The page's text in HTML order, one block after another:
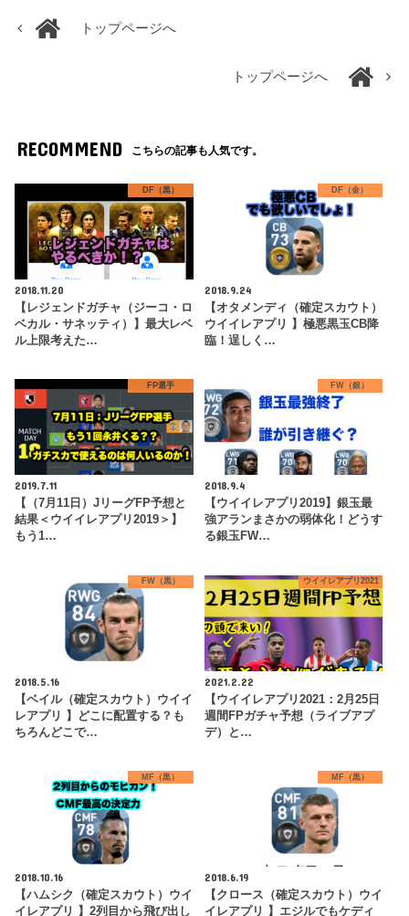
トップページへ
トップページへ
RECOMMEND こちらの記事も人気です。
DF（黒）
2018.11.20
【レジェンドガチャ（ジーコ・ロ
ベカル・サネッティ）】最大レベ
ル上限考えた…
DF（金）
2018.9.24
【オタメンディ（確定スカウト）
ウイイレアプリ 】極悪黒玉CB降
臨！逞しく…
FP選手
2019.7.11
【（7月11日）JリーグFP予想と
結果＜ウイイレアプリ2019＞】
もう1…
FW（銀）
2018.9.4
【ウイイレアプリ2019】銀玉最
強アランまさかの弱体化！どうす
る銀玉FW…
FW（黒）
2018.5.16
【ベイル（確定スカウト）ウイイ
レアプリ 】どこに配置する？も
ちろんどこで…
ウイイレアプリ2021
2021.2.22
【ウイイレアプリ2021：2月25日
週間FPガチャ予想（ライブアプ
デ）と…
MF（黒）
2018.10.16
【ハムシク（確定スカウト）ウイ
イレアプリ 】2列目から飛び出し
MF（黒）
2018.6.19
【クロース（確定スカウト）ウイ
イレアプリ 】エジルでもケディ